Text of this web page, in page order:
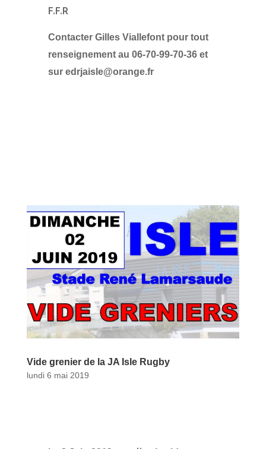
F.F.R
Contacter Gilles Viallefont pour tout
renseignement au 06-70-99-70-36 et
sur edrjaisle@orange.fr
Vide grenier de la JA Isle Rugby
lundi 6 mai 2019